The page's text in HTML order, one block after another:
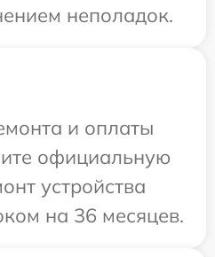
неполадок.
и оплаты
официальную
устройства
на 36 месяцев.